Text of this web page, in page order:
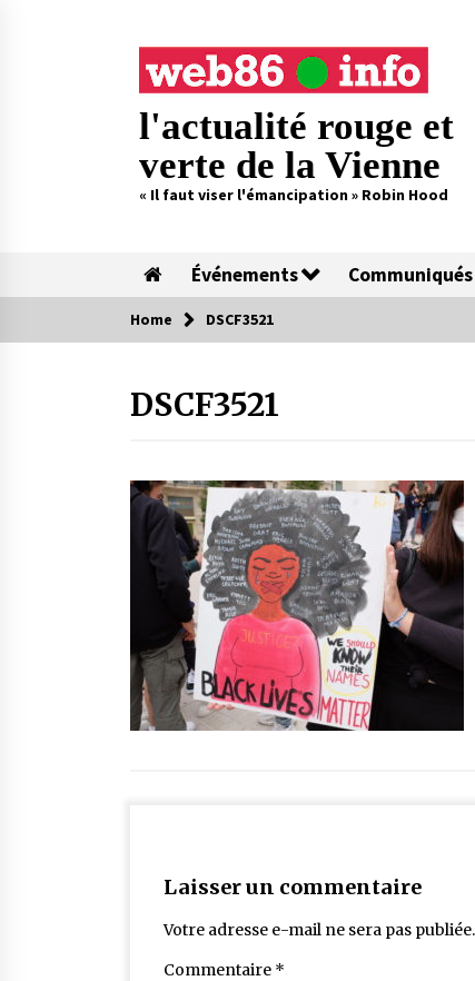
l'actualité rouge et
verte de la Vienne
« Il faut viser l'émancipation » Robin Hood
Événements Communiqués
Home DSCF3521
DSCF3521
Laisser un commentaire
Votre adresse e-mail ne sera pas publiée.
Commentaire *